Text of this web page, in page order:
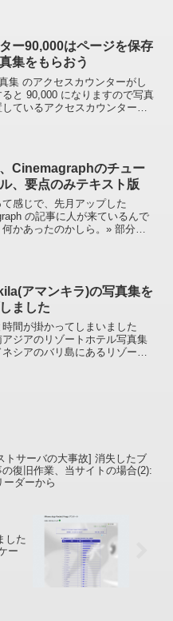
すように。。...
ー90,000はページを保存
集をもらおう
集 のアクセスカウンターがし
と 90,000 になりますので写真
ているアクセスカウンター
Cinemagraphのチュー
ル、要点のみテキスト版
感じで、先月アップした
の記事に人が来ているんで
かあったのかしら。» 部分的
アマンキラ)の写真集を
ました
時間が掛かってしまいました
ジアのリゾートホテル写真集
ネシアのバリ島にあるリゾート
トサーバの大事故] 消失したブ
の復旧作業、当サイトの場合(2):
ーダーから
した
ー